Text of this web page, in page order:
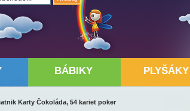
BÁBIKY PLYŠÁKY
Karty Čokoláda, 54 kariet poker